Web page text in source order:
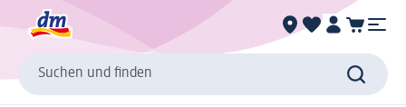
Suchen und finden